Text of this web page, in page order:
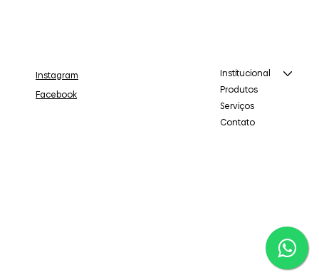
Institucional
Produtos
Serviços
Contato
Instagram
Facebook